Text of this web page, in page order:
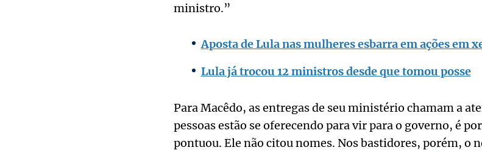
ministro.”
Aposta de Lula nas mulheres esbarra em ações em
Lula já trocou 12 ministros desde que tomou posse
Para Macêdo, as entregas de seu ministério chamam a
pessoas estão se oferecendo para vir para o governo, é
pontuou. Ele não citou nomes. Nos bastidores, porém, o